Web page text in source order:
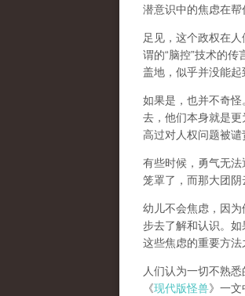
潜意识中的焦虑在帮
足见，这个政权在
谓的“脑控”技术的
盖地，似乎并没能起
如果是，也并不奇怪
去，他们本身就是
高过对人权问题被谴
有些时候，勇气无
笼罩了，而那大团阴
幼儿不会焦虑，因
步去了解和认识。
这些焦虑的重要方法
人们认为一切不熟
《现代版怪兽》一